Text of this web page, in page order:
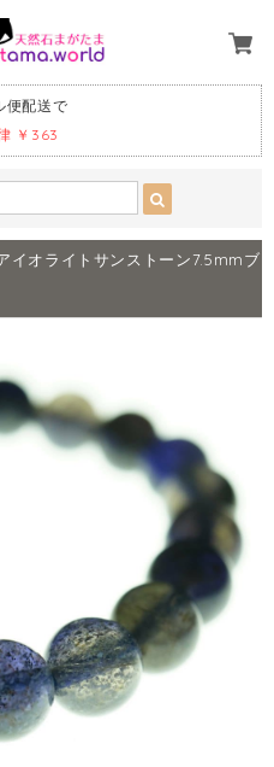
便配送で
￥363
イオライトサンストーン7.5mmブ